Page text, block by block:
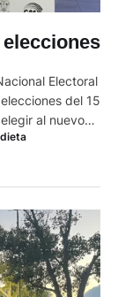
Electoral
del 15
al nuevo
en la Unidad
el